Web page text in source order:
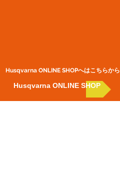
Husqvarna ONLINE SHOP​へはこちらから
Husqvarna ONLINE SHOP